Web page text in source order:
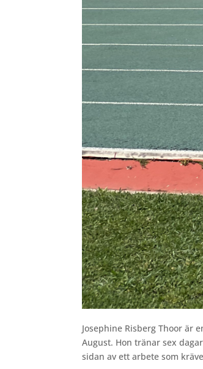
Josephine Risberg Thoor är
August. Hon tränar sex
sidan av ett arbete som